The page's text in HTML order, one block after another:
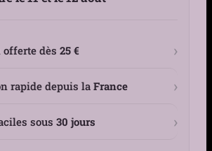
dès 25 € ›
rapide depuis la France ›
sous 30 jours ›